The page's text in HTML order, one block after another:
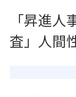
「昇進
査」人間